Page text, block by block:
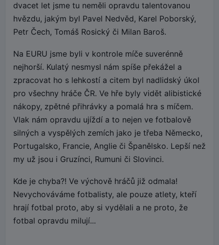
dvacet let jsme tu neměli opravdu talentovanou
hvězdu, jakým byl Pavel Nedvěd, Karel Poborský,
Petr Čech, Tomáš Rosický či Milan Baroš.
Na EURU jsme byli v kontrole míče suverénně
nejhorší. Kulatý nesmysl nám spíše překážel a
zpracovat ho s lehkostí a citem byl nadlidský úkol
pro všechny hráče ČR. Ve hře byly vidět alibistické
nákopy, zpětné přihrávky a pomalá hra s míčem.
Vlak nám opravdu ujíždí a to nejen ve fotbalově
silných a vyspělých zemích jako je třeba Německo,
Portugalsko, Francie, Anglie či Španělsko. Lepší než
my už jsou i Gruzínci, Rumuni či Slovinci.
Kde je chyba?! Ve výchově hráčů již odmala!
Nevychováváme fotbalisty, ale pouze atlety, kteří
hrají fotbal proto, aby si vydělali a ne proto, že
fotbal opravdu milují...